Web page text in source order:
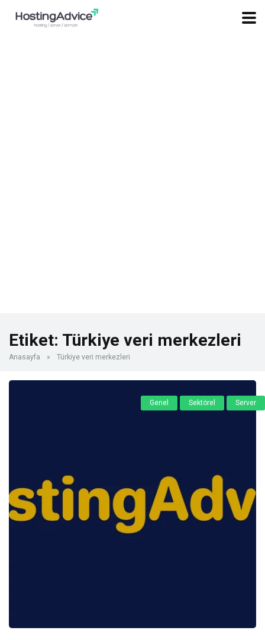
Etiket: Türkiye veri merkezleri
Anasayfa » Türkiye veri merkezleri
Genel Sektörel Server